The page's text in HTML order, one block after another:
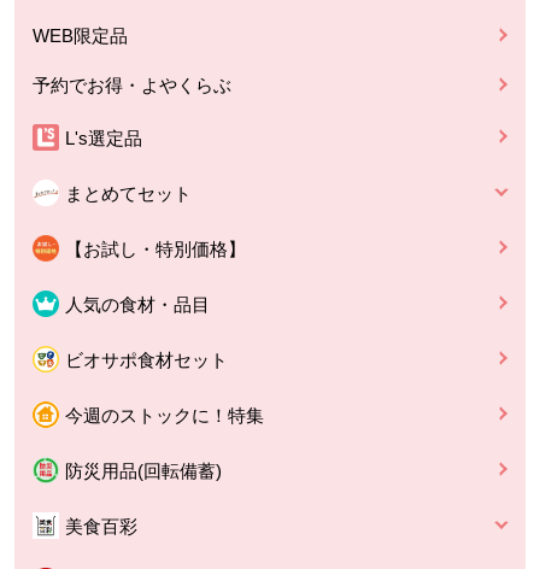
WEB限定品
予約でお得・よやくらぶ
L's選定品
まとめてセット
【お試し・特別価格】
人気の食材・品目
ビオサポ食材セット
今週のストックに！特集
防災用品(回転備蓄)
美食百彩